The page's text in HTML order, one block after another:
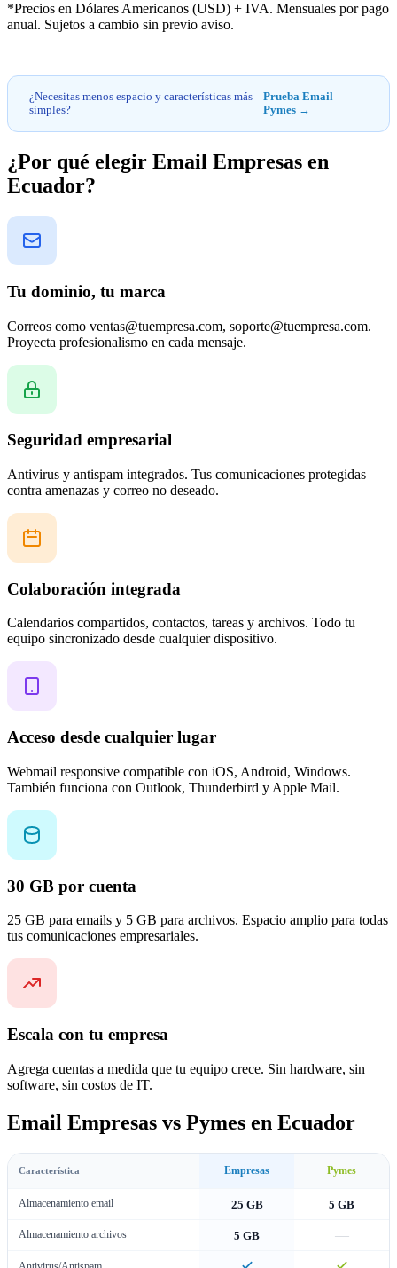
*Precios en Dólares Americanos (USD) + IVA. Mensuales por pago
anual. Sujetos a cambio sin previo aviso.
¿Necesitas menos espacio y características más
simples?
Prueba Email
Pymes →
¿Por qué elegir Email Empresas en
Ecuador?
Tu dominio, tu marca
Correos como ventas@tuempresa.com, soporte@tuempresa.com.
Proyecta profesionalismo en cada mensaje.
Seguridad empresarial
Antivirus y antispam integrados. Tus comunicaciones protegidas
contra amenazas y correo no deseado.
Colaboración integrada
Calendarios compartidos, contactos, tareas y archivos. Todo tu
equipo sincronizado desde cualquier dispositivo.
Acceso desde cualquier lugar
Webmail responsive compatible con iOS, Android, Windows.
También funciona con Outlook, Thunderbird y Apple Mail.
30 GB por cuenta
25 GB para emails y 5 GB para archivos. Espacio amplio para todas
tus comunicaciones empresariales.
Escala con tu empresa
Agrega cuentas a medida que tu equipo crece. Sin hardware, sin
software, sin costos de IT.
Email Empresas vs Pymes en Ecuador
Característica Empresas Pymes
Almacenamiento email 25 GB 5 GB
Almacenamiento archivos 5 GB —